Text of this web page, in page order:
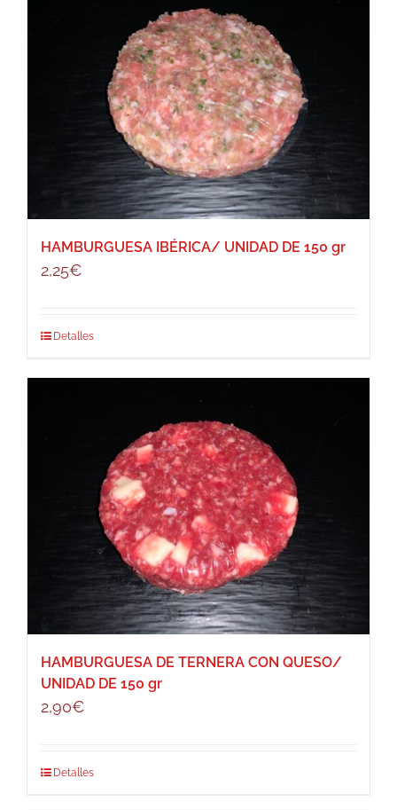
HAMBURGUESA IBÉRICA/ UNIDAD DE 150 gr
2,25€
Detalles
HAMBURGUESA DE TERNERA CON QUESO/
UNIDAD DE 150 gr
2,90€
Detalles